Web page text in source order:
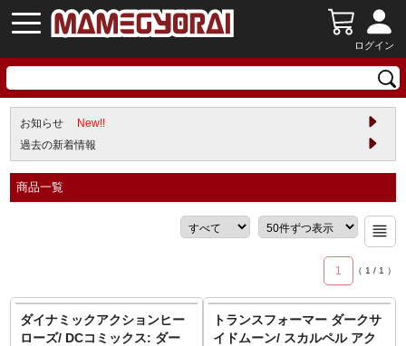
ログイン
お知らせ
New!!
過去の新着情報
商品一覧
1 （ 1 / 1 ）
ダイナミックアクションヒー
ローズ/ DCコミックス: ダー
トランスフォーマー ダークサ
イドムーン/ スカルペル アク